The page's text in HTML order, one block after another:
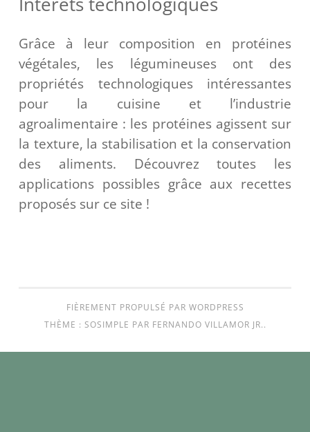
Grâce à leur composition en protéines
végétales, les légumineuses ont des
propriétés technologiques intéressantes
pour la cuisine et l’industrie
agroalimentaire : les protéines agissent sur
la texture, la stabilisation et la conservation
des aliments. Découvrez toutes les
applications possibles grâce aux recettes
proposés sur ce site !
FIÈREMENT PROPULSÉ PAR WORDPRESS
THÈME : SOSIMPLE PAR FERNANDO VILLAMOR JR..